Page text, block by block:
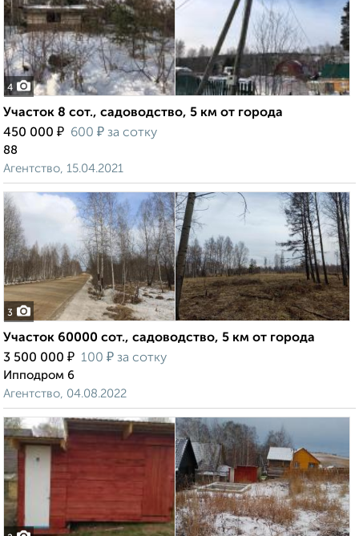
4
Участок 8 сот., садоводство, 5 км от города
450 000 ₽ 600 ₽ за сотку
88
Агентство, 15.04.2021
3
Участок 60000 сот., садоводство, 5 км от города
3 500 000 ₽ 100 ₽ за сотку
Ипподром 6
Агентство, 04.08.2022